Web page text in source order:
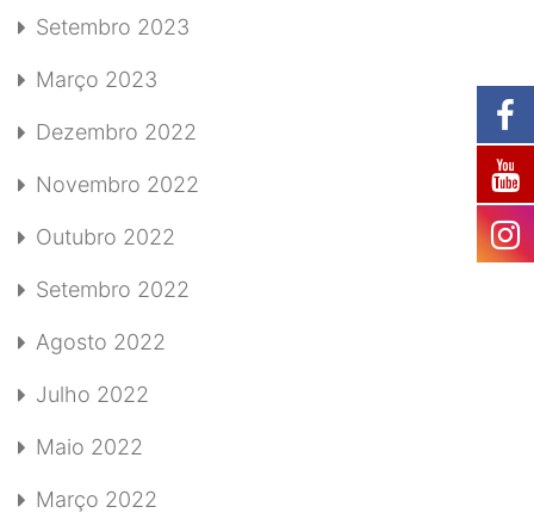
Setembro 2023
Março 2023
Dezembro 2022
Novembro 2022
Outubro 2022
Setembro 2022
Agosto 2022
Julho 2022
Maio 2022
Março 2022